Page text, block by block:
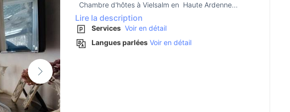
Chambre d'hôtes à Vielsalm en Haute Ardenne...
Lire la description
Services Voir en détail
Langues parlées Voir en détail